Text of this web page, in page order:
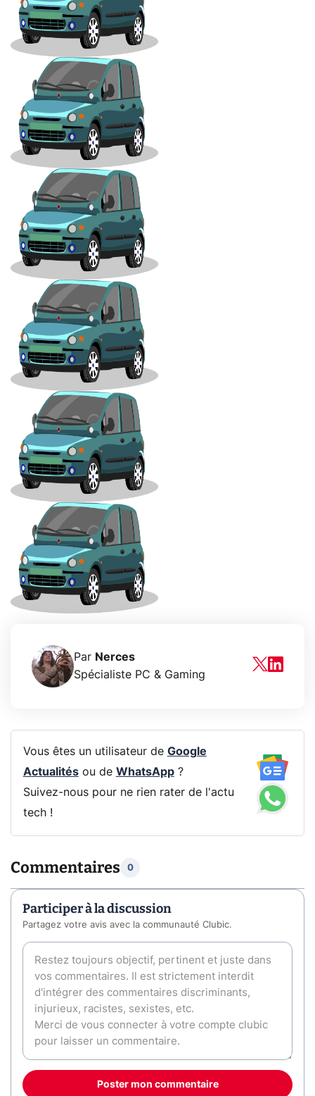
Par Nerces
Spécialiste PC & Gaming
Vous êtes un utilisateur de Google
Actualitésou de WhatsApp?
Suivez-nous pour ne rien rater de l'actu
tech !
Commentaires 0
Participer à la discussion
Partagez votre avis avec la communauté Clubic.
Poster mon commentaire